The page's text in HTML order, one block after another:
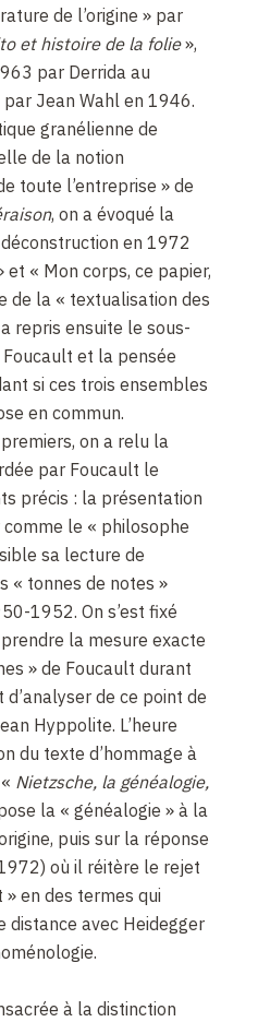
de l’origine » par
et histoire de la folie»,
par Derrida au
Jean Wahl en 1946.
granélienne de
de la notion
toute l’entreprise » de
, on a évoqué la
en 1972
et « Mon corps, ce papier,
de la « textualisation des
repris ensuite le sous-
et la pensée
si ces trois ensembles
en commun.
on a relu la
par Foucault le
précis : la présentation
le « philosophe
sa lecture de
« tonnes de notes »
1952. On s’est fixé
la mesure exacte
» de Foucault durant
de ce point de
Hyppolite. L’heure
du texte d’hommage à
Nietzsche, la généalogie,
la « généalogie » à la
puis sur la réponse
où il réitère le rejet
» en des termes qui
avec Heidegger
à la distinction